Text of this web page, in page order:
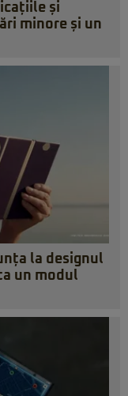
și
minore și un
la designul
un modul